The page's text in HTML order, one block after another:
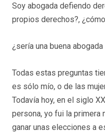
Soy abogada defiendo
propios derechos?,
¿sería una buena
Todas estas preguntas
es sólo mío, o de las
Todavía hoy, en el siglo
persona, yo fui la primera
ganar unas elecciones a